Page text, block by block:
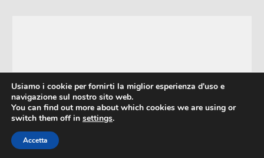
© Copyright 2026 Fortitudo 1901 Rugby ASD
Usiamo i cookie per fornirti la miglior esperienza d'uso e
navigazione sul nostro sito web.
You can find out more about which cookies we are using or
switch them off in settings.
Accetta